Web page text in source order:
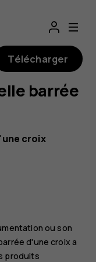
Télécharger
barrée
croix
ou son
d'une croix a
produits